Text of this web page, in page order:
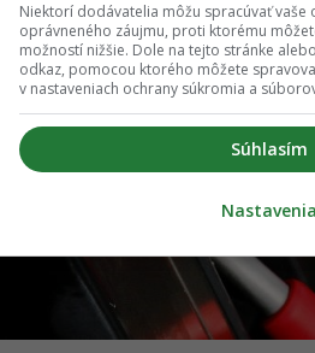
Niektorí dodávatelia môžu spracúvať vaše
oprávneného záujmu, proti ktorému
možností nižšie. Dole na tejto stránke
odkaz, pomocou ktorého môžete
v nastaveniach ochrany súkromia a
Súhlasím
Nastavenia